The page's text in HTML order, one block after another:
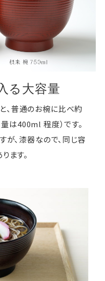
大容量
、普通のお椀に比べ約
は400ml 程度）です。
、漆器なので、同じ容
ます。